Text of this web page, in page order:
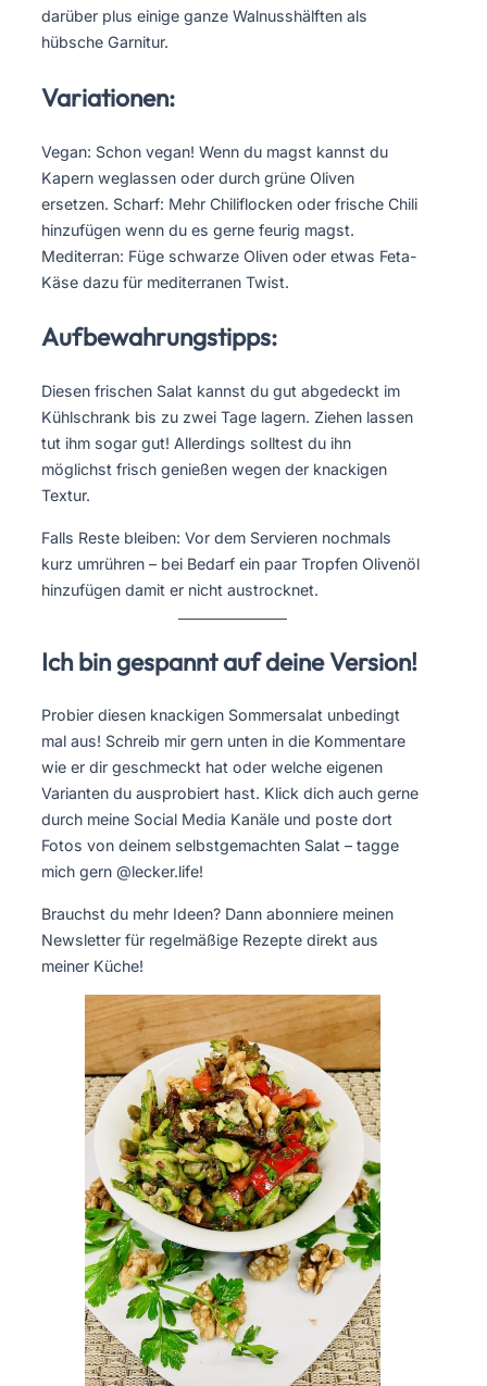
darüber plus einige ganze Walnusshälften als
hübsche Garnitur.
Variationen:
Vegan: Schon vegan! Wenn du magst kannst du
Kapern weglassen oder durch grüne Oliven
ersetzen. Scharf: Mehr Chiliflocken oder frische Chili
hinzufügen wenn du es gerne feurig magst.
Mediterran: Füge schwarze Oliven oder etwas Feta-
Käse dazu für mediterranen Twist.
Aufbewahrungstipps:
Diesen frischen Salat kannst du gut abgedeckt im
Kühlschrank bis zu zwei Tage lagern. Ziehen lassen
tut ihm sogar gut! Allerdings solltest du ihn
möglichst frisch genießen wegen der knackigen
Textur.
Falls Reste bleiben: Vor dem Servieren nochmals
kurz umrühren – bei Bedarf ein paar Tropfen Olivenöl
hinzufügen damit er nicht austrocknet.
Ich bin gespannt auf deine Version!
Probier diesen knackigen Sommersalat unbedingt
mal aus! Schreib mir gern unten in die Kommentare
wie er dir geschmeckt hat oder welche eigenen
Varianten du ausprobiert hast. Klick dich auch gerne
durch meine Social Media Kanäle und poste dort
Fotos von deinem selbstgemachten Salat – tagge
mich gern @lecker.life!
Brauchst du mehr Ideen? Dann abonniere meinen
Newsletter für regelmäßige Rezepte direkt aus
meiner Küche!